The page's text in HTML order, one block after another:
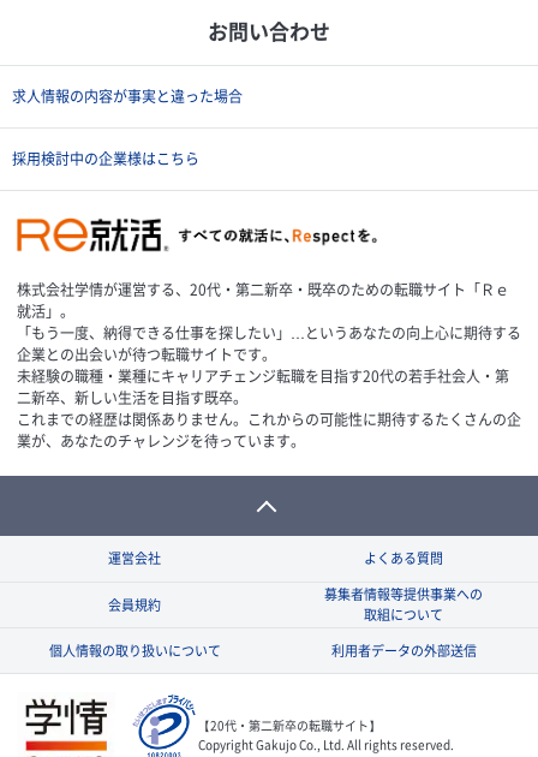
お問い合わせ
求人情報の内容が事実と違った場合
採用検討中の企業様はこちら
株式会社学情が運営する、20代・第二新卒・既卒のための転職サイト「Ｒｅ
就活」。
「もう一度、納得できる仕事を探したい」…というあなたの向上心に期待する
企業との出会いが待つ転職サイトです。
未経験の職種・業種にキャリアチェンジ転職を目指す20代の若手社会人・第
二新卒、新しい生活を目指す既卒。
これまでの経歴は関係ありません。これからの可能性に期待するたくさんの企
業が、あなたのチャレンジを待っています。
運営会社 よくある質問
会員規約
募集者情報等提供事業への
取組について
個人情報の取り扱いについて
利用者データの外部送信
【20代・第二新卒の転職サイト】
Copyright Gakujo Co., Ltd. All rights reserved.